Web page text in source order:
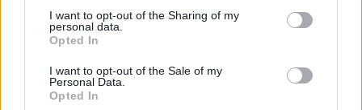
I want to opt-out of the Sharing of my
personal data.
Opted In
I want to opt-out of the Sale of my
Personal Data.
Opted In
A keresett cikk a portfolio.hu hírarchívumához
tartozik, melynek olvasása előfizetéses
regisztrációhoz kötött.
Az előfizetés a következőket tartalmazza:
Portfolio.hu teljes cikkarchívum